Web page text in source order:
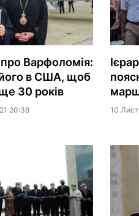
Варфоломія:
його в США, щоб
30 років
20:38 10